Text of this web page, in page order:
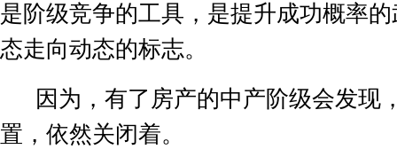
是阶级竞争的工具，是提升成功概率
态走向动态的标志。
因为，有了房产的中产阶级会发现
置，依然关闭着。